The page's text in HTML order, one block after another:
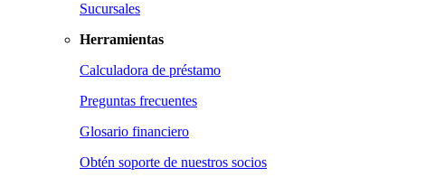
Sucursales
Herramientas
Calculadora de préstamo
Preguntas frecuentes
Glosario financiero
Obtén soporte de nuestros socios